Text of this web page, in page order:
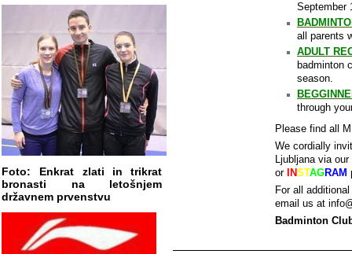
Foto: Enkrat zlati in
trikrat
bronasti na letošnjem
državnem prvenstvu
September
all parents
ADULT
badminton
season​.
through
Please find all
We cordially
Ljubljana via our
or
INSTAGRAM
For all
email us at
Badminton